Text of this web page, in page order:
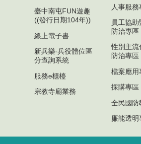
臺中南屯FUN遊趣
((發行日期104年))
線上電子書
新兵樂-兵役體位區
分查詢系統
服務e櫃檯
宗教寺廟業務
人事服務
員工協
防治專區
性別主流
防治專區
檔案應用
採購專區
全民國防
廉能透明